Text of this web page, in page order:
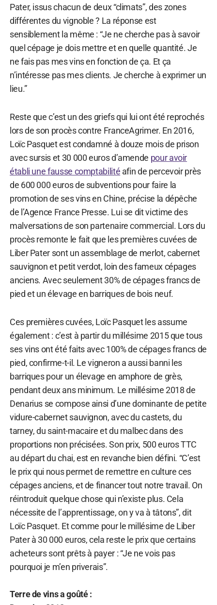
Pater, issus chacun de deux “climats”, des zones
différentes du vignoble ? La réponse est
sensiblement la même : “Je ne cherche pas à savoir
quel cépage je dois mettre et en quelle quantité. Je
ne fais pas mes vins en fonction de ça. Et ça
n’intéresse pas mes clients. Je cherche à exprimer un
lieu.”
Reste que c’est un des griefs qui lui ont été reprochés
lors de son procès contre FranceAgrimer. En 2016,
Loïc Pasquet est condamné à douze mois de prison
avec sursis et 30 000 euros d’amende pour avoir
établi une fausse comptabilité afin de percevoir près
de 600 000 euros de subventions pour faire la
promotion de ses vins en Chine, précise la dépêche
de l’Agence France Presse. Lui se dit victime des
malversations de son partenaire commercial. Lors du
procès remonte le fait que les premières cuvées de
Liber Pater sont un assemblage de merlot, cabernet
sauvignon et petit verdot, loin des fameux cépages
anciens. Avec seulement 30% de cépages francs de
pied et un élevage en barriques de bois neuf.
Ces premières cuvées, Loïc Pasquet les assume
également : c’est à partir du millésime 2015 que tous
ses vins ont été faits avec 100% de cépages francs de
pied, confirme-t-il. Le vigneron a aussi banni les
barriques pour un élevage en amphore de grès,
pendant deux ans minimum. Le millésime 2018 de
Denarius se compose ainsi d’une dominante de petite
vidure-cabernet sauvignon, avec du castets, du
tarney, du saint-macaire et du malbec dans des
proportions non précisées. Son prix, 500 euros TTC
au départ du chai, est en revanche bien défini. “C’est
le prix qui nous permet de remettre en culture ces
cépages anciens, et de financer tout notre travail. On
réintroduit quelque chose qui n’existe plus. Cela
nécessite de l’apprentissage, on y va à tâtons”, dit
Loïc Pasquet. Et comme pour le millésime de Liber
Pater à 30 000 euros, cela reste le prix que certains
acheteurs sont prêts à payer : “Je ne vois pas
pourquoi je m’en priverais”.
Terre de vins a goûté :